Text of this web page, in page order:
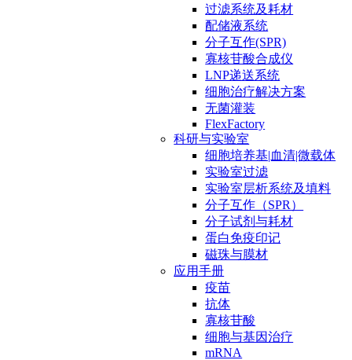
过滤系统及耗材
配储液系统
分子互作(SPR)
寡核苷酸合成仪
LNP递送系统
细胞治疗解决方案
无菌灌装
FlexFactory
科研与实验室
细胞培养基|血清|微载体
实验室过滤
实验室层析系统及填料
分子互作（SPR）
分子试剂与耗材
蛋白免疫印记
磁珠与膜材
应用手册
疫苗
抗体
寡核苷酸
细胞与基因治疗
mRNA